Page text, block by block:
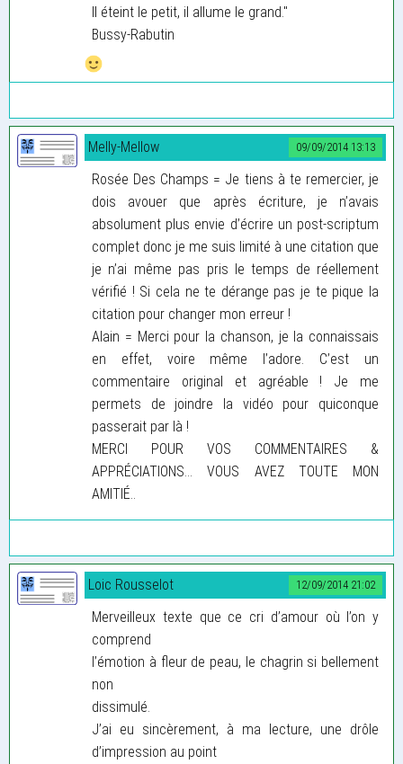
Il éteint le petit, il allume le grand."
Bussy-Rabutin
09/09/2014 13:13
Melly-Mellow
Rosée Des Champs = Je tiens à te remercier, je
dois avouer que après écriture, je n’avais
absolument plus envie d’écrire un post-scriptum
complet donc je me suis limité à une citation que
je n’ai même pas pris le temps de réellement
vérifié ! Si cela ne te dérange pas je te pique la
citation pour changer mon erreur !
Alain = Merci pour la chanson, je la connaissais
en effet, voire même l’adore. C’est un
commentaire original et agréable ! Je me
permets de joindre la vidéo pour quiconque
passerait par là !
MERCI POUR VOS COMMENTAIRES &
APPRÉCIATIONS... VOUS AVEZ TOUTE MON
AMITIÉ..
12/09/2014 21:02
Loic Rousselot
Merveilleux texte que ce cri d’amour où l’on y
comprend
l’émotion à fleur de peau, le chagrin si bellement
non
dissimulé.
J’ai eu sincèrement, à ma lecture, une drôle
d’impression au point